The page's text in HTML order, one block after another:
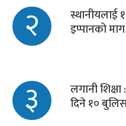
२ स्थानीयलाई
इप्पानको माग
३ लगानी
दिने १०